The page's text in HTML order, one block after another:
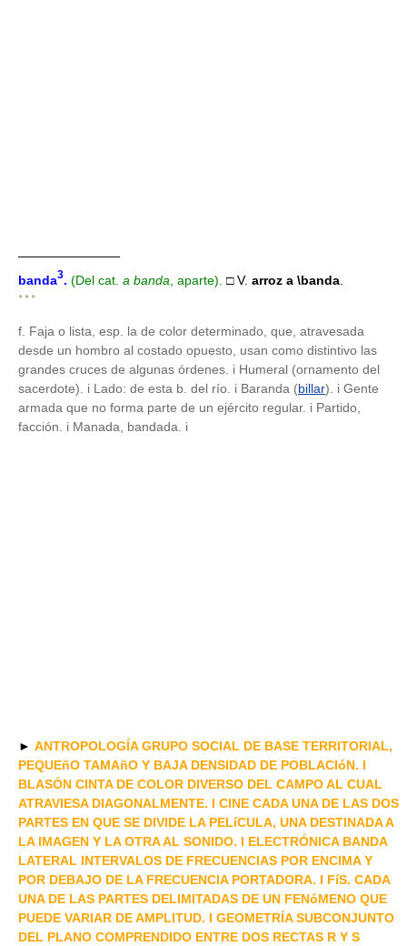
————————
banda3. (Del cat. a banda , aparte). □ V. arroz a \banda
* * *
f. Faja o lista, esp. la de color determinado, que, atravesada
desde un hombro al costado opuesto, usan como distintivo las
grandes cruces de algunas órdenes. i Humeral (ornamento del
sacerdote). i Lado: de esta b. del río. i Baranda (billar). i Gente
armada que no forma parte de un ejército regular. i Partido,
facción. i Manada, bandada. i
► ANTROPOLOGÍA GRUPO SOCIAL DE BASE TERRITORIAL,
PEQUEñO TAMAñO Y BAJA DENSIDAD DE POBLACIóN. I
BLASÓN CINTA DE COLOR DIVERSO DEL CAMPO AL CUAL
ATRAVIESA DIAGONALMENTE. I CINE CADA UNA DE LAS DOS
PARTES EN QUE SE DIVIDE LA PELíCULA, UNA DESTINADA A
LA IMAGEN Y LA OTRA AL SONIDO. I ELECTRÓNICA BANDA
LATERAL INTERVALOS DE FRECUENCIAS POR ENCIMA Y
POR DEBAJO DE LA FRECUENCIA PORTADORA. I FíS. CADA
UNA DE LAS PARTES DELIMITADAS DE UN FENóMENO QUE
PUEDE VARIAR DE AMPLITUD. I GEOMETRÍA SUBCONJUNTO
DEL PLANO COMPRENDIDO ENTRE DOS RECTAS R Y S